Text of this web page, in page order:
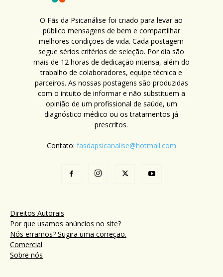
O Fãs da Psicanálise foi criado para levar ao
público mensagens de bem e compartilhar
melhores condições de vida. Cada postagem
segue sérios critérios de seleção. Por dia são
mais de 12 horas de dedicação intensa, além do
trabalho de colaboradores, equipe técnica e
parceiros. As nossas postagens são produzidas
com o intuito de informar e não substituem a
opinião de um profissional de saúde, um
diagnóstico médico ou os tratamentos já
prescritos.
Contato: fasdapsicanalise@hotmail.com
Direitos Autorais
Por que usamos anúncios no site?
Nós erramos? Sugira uma correção.
Comercial
Sobre nós